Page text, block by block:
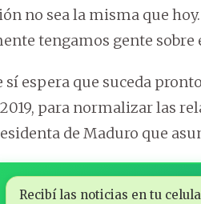
no sea la misma que
tengamos gente sobre
sí espera que suceda
para normalizar las
de Maduro que
Recibí las noticias en tu